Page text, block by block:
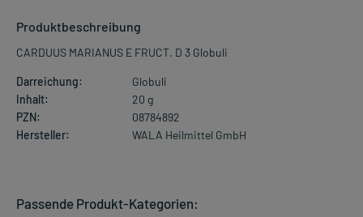
Produktbeschreibung
CARDUUS MARIANUS E FRUCT. D 3 Globuli
Darreichung:
Globuli
Inhalt:
20 g
PZN:
08784892
Hersteller:
WALA Heilmittel GmbH
Passende Produkt-Kategorien: